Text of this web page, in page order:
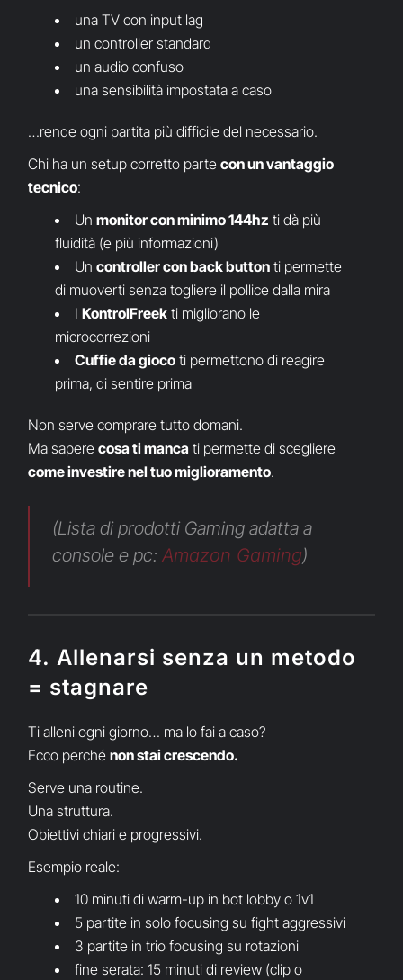
una TV con input lag
un controller standard
un audio confuso
una sensibilità impostata a caso
…rende ogni partita più difficile del necessario.
Chi ha un setup corretto partecon un vantaggio
tecnico:
Unmonitor con minimo 144hz ti dà più
fluidità (e più informazioni)
Uncontroller con back button ti permette
di muoverti senza togliere il pollice dalla mira
IKontrolFreek ti migliorano le
microcorrezioni
Cuffie da gioco ti permettono di reagire
prima, di sentire prima
Non serve comprare tutto domani.
Ma saperecosa ti manca ti permette di scegliere
come investire nel tuo miglioramento.
(Lista di prodotti Gaming adatta a
console e pc:Amazon Gaming)
4. Allenarsi senza un metodo
= stagnare
Ti alleni ogni giorno… ma lo fai a caso?
Ecco perchénon stai crescendo.
Serve una routine.
Una struttura.
Obiettivi chiari e progressivi.
Esempio reale:
10 minuti di warm-up in bot lobby o 1v1
5 partite in solo focusing su fight aggressivi
3 partite in trio focusing su rotazioni
fine serata: 15 minuti di review (clip o